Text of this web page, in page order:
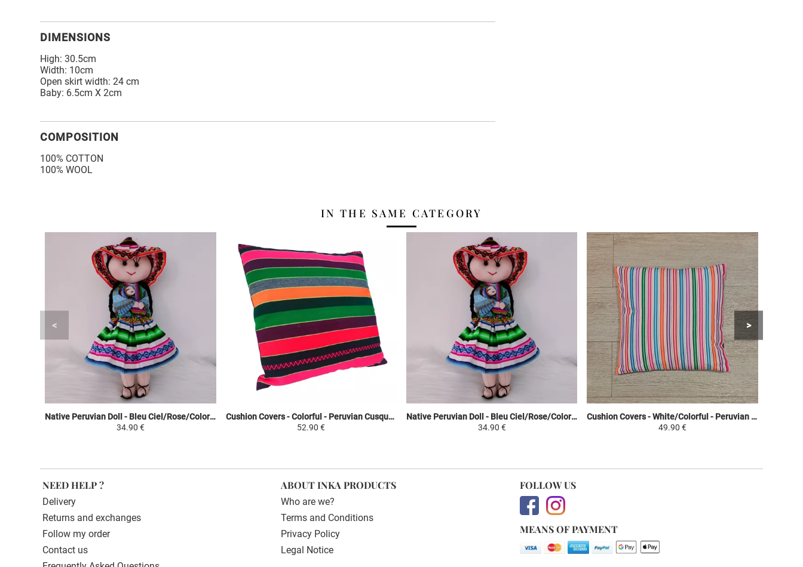
DIMENSIONS
High: 30.5cm
Width: 10cm
Open skirt width: 24 cm
Baby: 6.5cm X 2cm
COMPOSITION
100% COTTON
100% WOOL
IN THE SAME CATEGORY
Native Peruvian Doll - Bleu Ciel/Rose/Coloré - Baby in Traditional Peruvian Fabric
34.90 €
Cushion Covers - Colorful - Peruvian Cusqueño Mantle
52.90 €
Native Peruvian Doll - Bleu Ciel/Rose/Coloré - Baby in Traditional Peruvian Fabric
34.90 €
Cushion Covers - White/Colorful - Peruvian Cusqueño Mantle
49.90 €
NEED HELP ?
Delivery
Returns and exchanges
Follow my order
Contact us
ABOUT INKA PRODUCTS
Who are we?
Terms and Conditions
Privacy Policy
Legal Notice
FOLLOW US
MEANS OF PAYMENT